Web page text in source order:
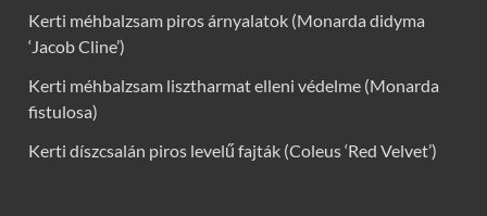
Kerti méhbalzsam piros árnyalatok (Monarda didyma
‘Jacob Cline’)
Kerti méhbalzsam lisztharmat elleni védelme (Monarda
fistulosa)
Kerti díszcsalán piros levelű fajták (Coleus ‘Red Velvet’)